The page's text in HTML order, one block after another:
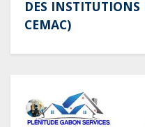
DES INSTITUTIONS
CEMAC)